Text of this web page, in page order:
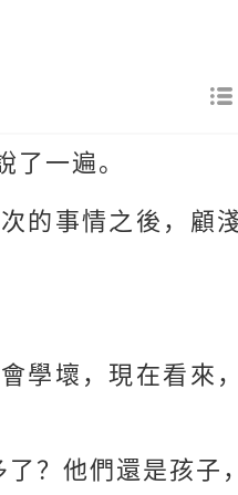
一遍。
的事情之後，顧
學壞，現在看來
？他們還是孩子